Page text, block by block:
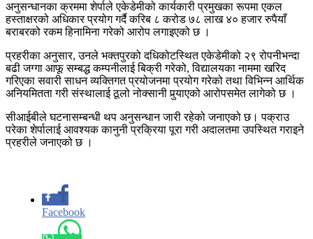
अनुसन्धानका क्रममा शेर्पाले एकेडेमीको कार्यकारी प्रमुखका रूपमा एकल
हस्ताक्षरको अधिकार प्रयोग गर्दै करिब ८ करोड ७८ लाख ४० हजार रुपैयाँ
बराबरको रकम हिनामिना गरेको आरोप लगाइएको छ ।
प्रहरीका अनुसार, उनले भक्तपुरको दधिकोटस्थित एकेडेमीको २९ रोपनीभन्दा
बढी जग्गा आफू सम्बद्ध कम्पनीलाई बिक्री गरेको, विद्यालयका नाममा खरिद
गरिएका सवारी साधन व्यक्तिगत प्रयोजनमा प्रयोग गरेको तथा विभिन्न आर्थिक
अनियमितता गरी संस्थालाई ठूलो नोक्सानी पुर्‍याएको आरोपसमेत लागेको छ ।
सीआईबीले घटनासम्बन्धी थप अनुसन्धान जारी रहेको जनाएको छ। पक्राउ
परेका शेर्पालाई आवश्यक कानुनी प्रक्रिया पूरा गरी अदालतमा उपस्थित गराइने
प्रहरीले जनाएको छ ।
Facebook